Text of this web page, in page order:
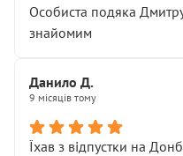
Особиста подяка
знайомим
Данило Д.
9 місяців тому
Їхав з відпустки на